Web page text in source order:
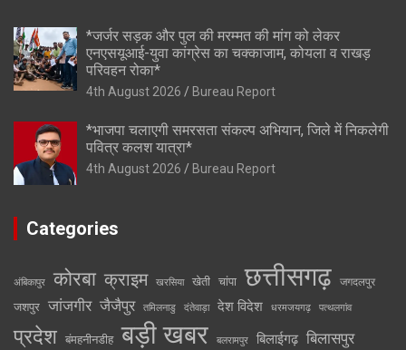
*जर्जर सड़क और पुल की मरम्मत की मांग को लेकर
एनएसयूआई-युवा कांग्रेस का चक्काजाम, कोयला व राखड़
परिवहन रोका*
4th August 2026 Bureau Report
*भाजपा चलाएगी समरसता संकल्प अभियान, जिले में निकलेगी
पवित्र कलश यात्रा*
4th August 2026 Bureau Report
Categories
अंबिकापुर कोरबा क्राइम खरसिया खेती चांपा छत्तीसगढ़ जगदलपुर
जशपुर जांजगीर जैजैपुर तमिलनाडु दंतेवाड़ा देश विदेश धरमजयगढ़ पत्थलगांव
प्रदेश बंमहनीनडीह बड़ी खबर बलरामपुर बिलाईगढ़ बिलासपुर